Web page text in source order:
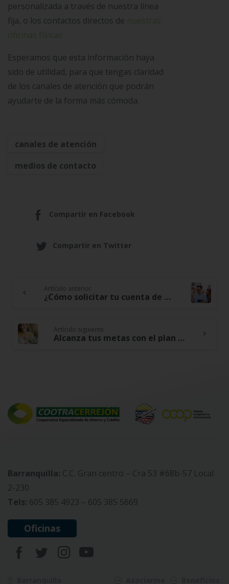
personalizada a través de nuestra línea
fija, o los contactos directos de
Esperamos que esta información haya
sido de utilidad, para que tengas claridad
de los canales de atención que podrán
ayudarte de la forma más cómoda.
canales de atención
medios de contacto
Compartir en Facebook
Compartir en Twitter
Continue
Reading
Artículo anterior
¿Cómo solicitar tu cuenta de Ahorro a la vista?
Artículo siguiente
Alcanza tus metas con el plan de ahorro programado
Barranquilla: C.C. Gran centro – Cra 53 #68b-57 Local
2-230
Tels: 605 385 4923 – 605 385 5669
Oficinas